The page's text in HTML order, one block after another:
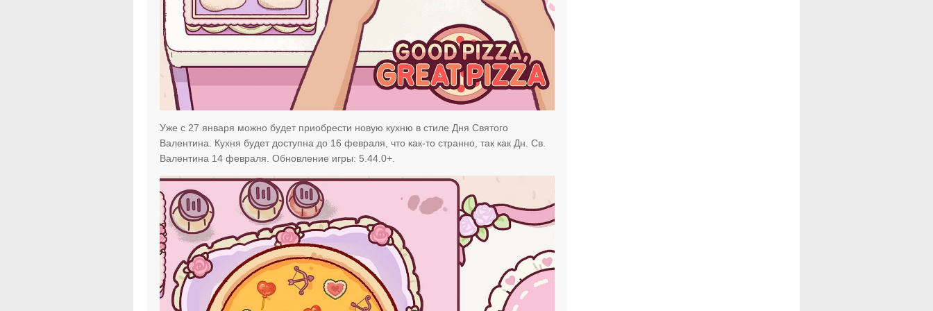
Уже с 27 января можно будет приобрести новую кухню в стиле Дня Святого
Валентина. Кухня будет доступна до 16 февраля, что как-то странно, так как Дн. Св.
Валентина 14 февраля. Обновление игры: 5.44.0+.